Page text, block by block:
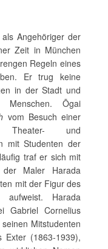
Angehöriger der
Zeit in München
Regeln eines
Er trug keine
in der Stadt und
Menschen. Ōgai
vom Besuch einer
Theater- und
mit Studenten der
traf er sich mit
der Maler Harada
mit der Figur des
aufweist. Harada
Gabriel Cornelius
Mitstudenten
(1863-1939),